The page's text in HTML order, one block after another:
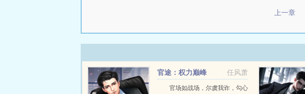
上一章
任风萧
官途：权力巅峰
官场如战场，尔虞我诈，勾心